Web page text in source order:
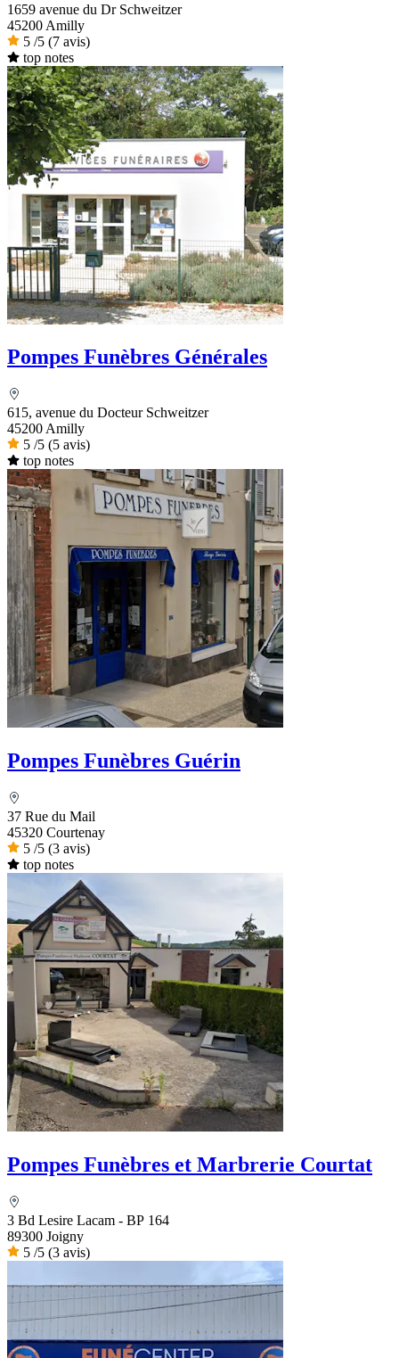
1659 avenue du Dr Schweitzer
45200 Amilly
5 /5 (7 avis)
top notes
Pompes Funèbres Générales
615, avenue du Docteur Schweitzer
45200 Amilly
5 /5 (5 avis)
top notes
Pompes Funèbres Guérin
37 Rue du Mail
45320 Courtenay
5 /5 (3 avis)
top notes
Pompes Funèbres et Marbrerie Courtat
3 Bd Lesire Lacam - BP 164
89300 Joigny
5 /5 (3 avis)